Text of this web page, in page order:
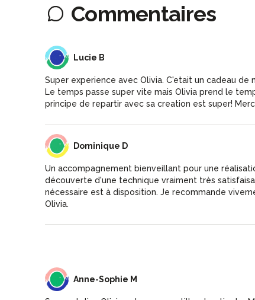
Commentaires
LB Lucie B
Super experience avec Olivia. C'etait un cadeau
Le temps passe super vite mais Olivia prend le
principe de repartir avec sa creation est super!
DD Dominique D
Un accompagnement bienveillant pour une
découverte d'une technique vraiment très
nécessaire est à disposition. Je recommande
Olivia.
AM Anne-Sophie M